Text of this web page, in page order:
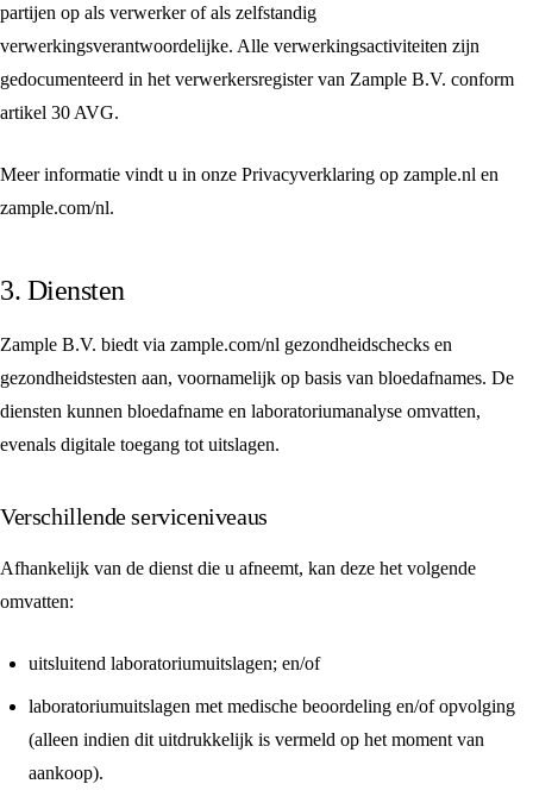
partijen op als verwerker of als zelfstandig
verwerkingsverantwoordelijke. Alle verwerkingsactiviteiten zijn
gedocumenteerd in het verwerkersregister van Zample B.V. conform
artikel 30 AVG.
Meer informatie vindt u in onze Privacyverklaring op zample.nl en
zample.com/nl.
3. Diensten
Zample B.V. biedt via zample.com/nl gezondheidschecks en
gezondheidstesten aan, voornamelijk op basis van bloedafnames. De
diensten kunnen bloedafname en laboratoriumanalyse omvatten,
evenals digitale toegang tot uitslagen.
Verschillende serviceniveaus
Afhankelijk van de dienst die u afneemt, kan deze het volgende
omvatten:
uitsluitend laboratoriumuitslagen; en/of
laboratoriumuitslagen met medische beoordeling en/of opvolging
(alleen indien dit uitdrukkelijk is vermeld op het moment van
aankoop).